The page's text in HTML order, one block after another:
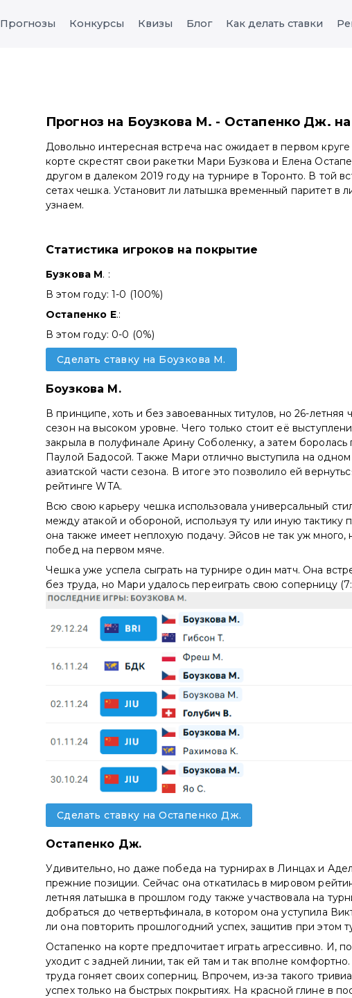
Прогнозы Конкурсы Квизы Блог Как делать ставки
Прогноз на Боузкова М. - Остапенко Дж.
Довольно интересная встреча нас ожидает в первом
корте скрестят свои ракетки Мари Бузкова и Елена
другом в далеком 2019 году на турнире в Торонто. В той
сетах чешка. Установит ли латышка временный паритет в
узнаем.
Статистика игроков на покрытие
Бузкова М. :
В этом году: 1-0 (100%)
Остапенко Е.:
В этом году: 0-0 (0%)
Сделать ставку на Боузкова М.
Боузкова М.
В принципе, хоть и без завоеванных титулов, но 26-
сезон на высоком уровне. Чего только стоит её
закрыла в полуфинале Арину Соболенку, а затем
Паулой Бадосой. Также Мари отлично выступила на одном
азиатской части сезона. В итоге это позволило ей
рейтинге WTA.
Всю свою карьеру чешка использовала универсальный
между атакой и обороной, используя ту или иную
она также имеет неплохую подачу. Эйсов не так уж
побед на первом мяче.
Чешка уже успела сыграть на турнире один матч. Она
без труда, но Мари удалось переиграть свою соперницу
Сделать ставку на Остапенко Дж.
Остапенко Дж.
Удивительно, но даже победа на турнирах в Линцах и
прежние позиции. Сейчас она откатилась в мировом
летняя латышка в прошлом году также участвовала на
добраться до четвертьфинала, в котором она уступила
ли она повторить прошлогодний успех, защитив при этом
Остапенко на корте предпочитает играть агрессивно. И,
уходит с задней линии, так ей там и так вполне
труда гоняет своих соперниц. Впрочем, из-за такого
успех только на быстрых покрытиях. На красной глине в